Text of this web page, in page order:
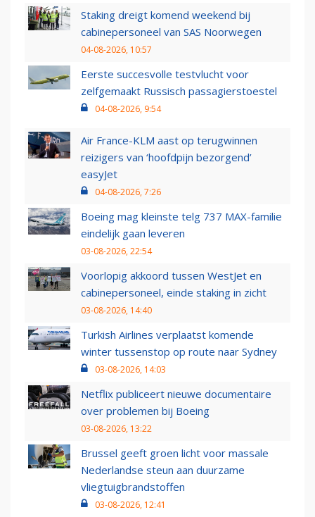
Staking dreigt komend weekend bij
cabinepersoneel van SAS Noorwegen
04-08-2026, 10:57
Eerste succesvolle testvlucht voor
zelfgemaakt Russisch passagierstoestel
04-08-2026, 9:54
Air France-KLM aast op terugwinnen
reizigers van ‘hoofdpijn bezorgend’
easyJet
04-08-2026, 7:26
Boeing mag kleinste telg 737 MAX-familie
eindelijk gaan leveren
03-08-2026, 22:54
Voorlopig akkoord tussen WestJet en
cabinepersoneel, einde staking in zicht
03-08-2026, 14:40
Turkish Airlines verplaatst komende
winter tussenstop op route naar Sydney
03-08-2026, 14:03
Netflix publiceert nieuwe documentaire
over problemen bij Boeing
03-08-2026, 13:22
Brussel geeft groen licht voor massale
Nederlandse steun aan duurzame
vliegtuigbrandstoffen
03-08-2026, 12:41